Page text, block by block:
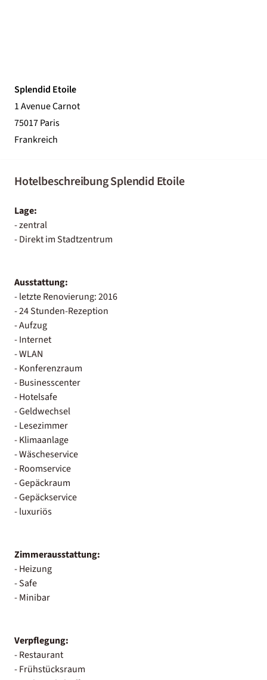
Splendid Etoile
1 Avenue Carnot
75017 Paris
Frankreich
Hotelbeschreibung Splendid Etoile
Lage:
- zentral
- Direkt im Stadtzentrum
Ausstattung:
- letzte Renovierung: 2016
- 24 Stunden-Rezeption
- Aufzug
- Internet
- WLAN
- Konferenzraum
- Businesscenter
- Hotelsafe
- Geldwechsel
- Lesezimmer
- Klimaanlage
- Wäscheservice
- Roomservice
- Gepäckraum
- Gepäckservice
- luxuriös
Zimmerausstattung:
- Heizung
- Safe
- Minibar
Verpflegung:
- Restaurant
- Frühstücksraum